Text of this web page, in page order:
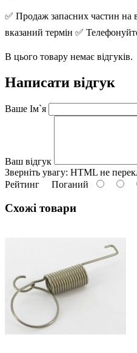
✅ Продаж запасних частин на
вказаний термін ✅
В цього товару немає відгуків.
Написати відгук
Ваше Ім`я
Ваш відгук
Зверніть увагу: HTML не
Рейтинг Поганий
Схожі товари